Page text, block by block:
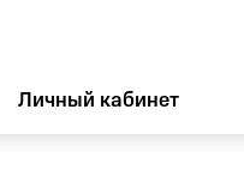
Личный кабинет